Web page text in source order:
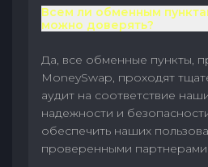
Всем ли обменным
можно доверять?
Да, все обменные пункты,
MoneySwap, проходят
аудит на соответствие
надежности и
обеспечить наших
проверенными